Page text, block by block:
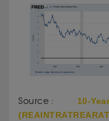
Source :
10-